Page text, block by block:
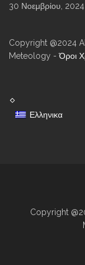
30 Νοεμβρίου, 2024
Copyright @2024
Meteology -Όροι
Ελληνικα
Copyright